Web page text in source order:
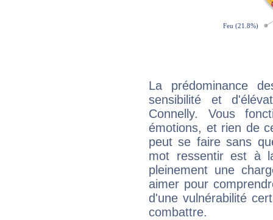
La prédominance
sensibilité et
Connelly. Vous
émotions, et rien de
peut se faire sans
mot ressentir est à
pleinement une
aimer pour
d'une vulnérabilité
combattre.